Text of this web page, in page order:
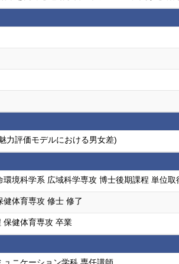
力評価モデルにおける男女差)
境科学系 広域科学専攻 博士後期課程 単位取
体育専攻 修士 修了
保健体育専攻 卒業